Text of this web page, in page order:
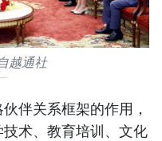
越通社
伴关系框架的作用，
术、教育培训、文化